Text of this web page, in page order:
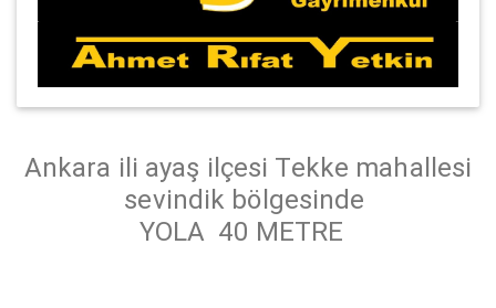
Ankara ili ayaş ilçesi Tekke mahallesi
sevindik bölgesinde
YOLA 40 METRE